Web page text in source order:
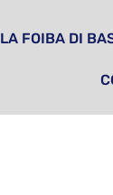
LA FOIBA DI